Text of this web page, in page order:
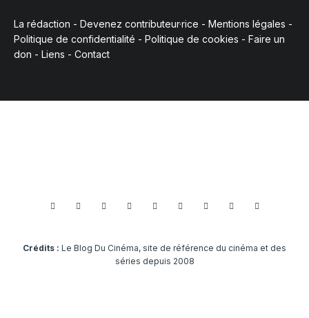
La rédaction - Devenez contributeur·rice - Mentions légales -
Politique de confidentialité - Politique de cookies - Faire un
don - Liens - Contact
Crédits : Le Blog Du Cinéma, site de référence du cinéma et des
séries depuis 2008